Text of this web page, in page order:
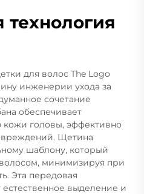
технология
для волос The Logo
инженерии ухода за
сочетание
обеспечивает
головы, эффективно
Щетина
шаблону, который
минимизируя при
Эта передовая
выделение и